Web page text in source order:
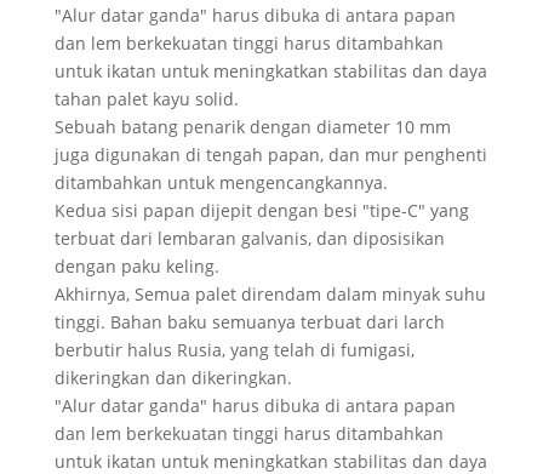
"Alur datar ganda" harus dibuka di antara papan
dan lem berkekuatan tinggi harus ditambahkan
untuk ikatan untuk meningkatkan stabilitas dan daya
tahan palet kayu solid.
Sebuah batang penarik dengan diameter 10 mm
juga digunakan di tengah papan, dan mur penghenti
ditambahkan untuk mengencangkannya.
Kedua sisi papan dijepit dengan besi "tipe-C" yang
terbuat dari lembaran galvanis, dan diposisikan
dengan paku keling.
Akhirnya, Semua palet direndam dalam minyak suhu
tinggi. Bahan baku semuanya terbuat dari larch
berbutir halus Rusia, yang telah di fumigasi,
dikeringkan dan dikeringkan.
"Alur datar ganda" harus dibuka di antara papan
dan lem berkekuatan tinggi harus ditambahkan
untuk ikatan untuk meningkatkan stabilitas dan daya